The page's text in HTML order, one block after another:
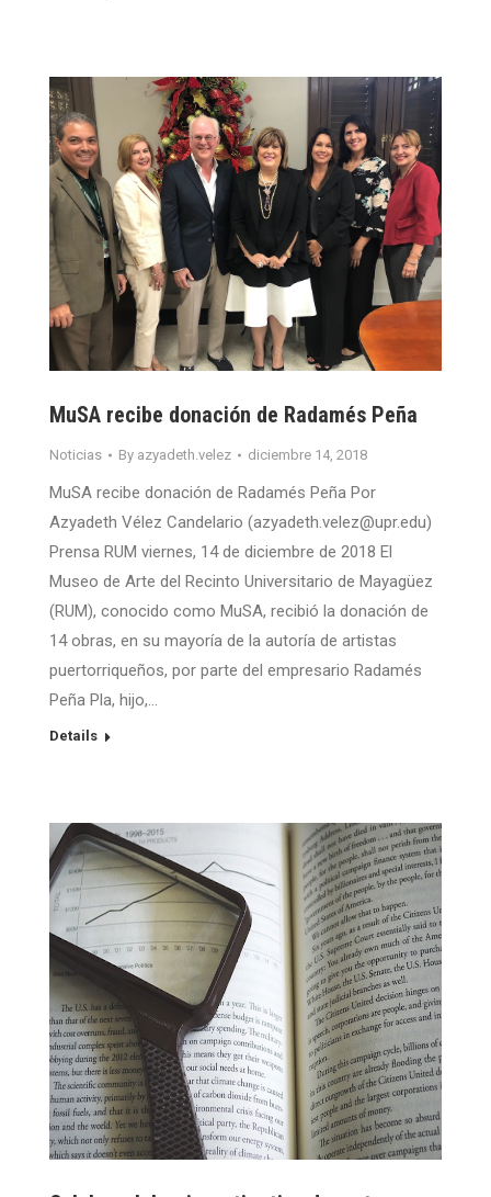
MuSA recibe donación de Radamés Peña
Noticias By azyadeth.velez diciembre 14, 2018
MuSA recibe donación de Radamés Peña Por
Azyadeth Vélez Candelario (azyadeth.velez@upr.edu)
Prensa RUM viernes, 14 de diciembre de 2018 El
Museo de Arte del Recinto Universitario de Mayagüez
(RUM), conocido como MuSA, recibió la donación de
14 obras, en su mayoría de la autoría de artistas
puertorriqueños, por parte del empresario Radamés
Peña Pla, hijo,…
Details